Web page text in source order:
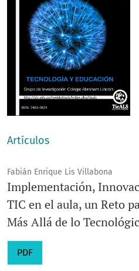
Artículos
Fabián Enrique Lis Villabona
Implementación,
TIC en el aula, un Reto
Más Allá de lo
PDF